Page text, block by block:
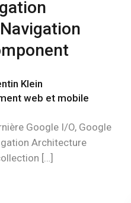
Klein
web et mobile
Google I/O, Google
Architecture
[…]